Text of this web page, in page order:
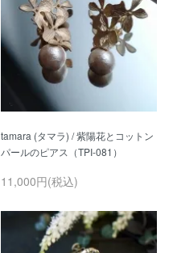
tamara (タマラ) / 紫陽花とコットン
11,000円(税込)